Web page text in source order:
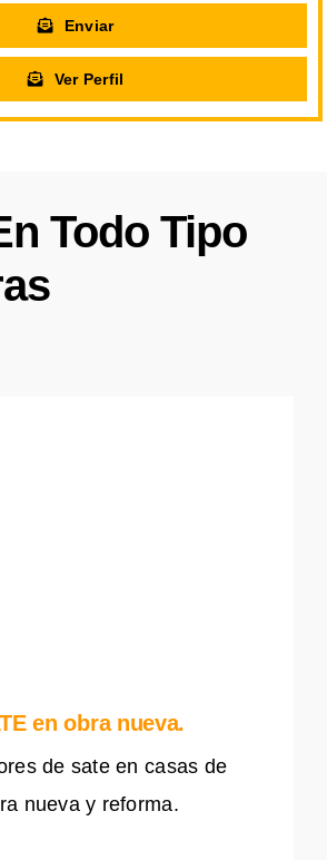
Enviar
Ver Perfil
Todo Tipo
en obra nueva.
de sate en casas de
nueva y reforma.